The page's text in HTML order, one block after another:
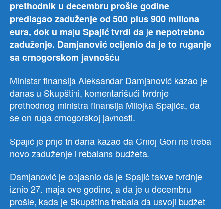
prethodnik u decembru prošle godine
predlagao zaduženje od 500 plus 900 miliona
eura, dok u maju Spajić tvrdi da je nepotrebno
zaduženje. Damjanović ocijenio da je to ruganje
sa crnogorskom javnošću
Ministar finansija Aleksandar Damjanović kazao je
danas u Skupštini, komentarišući tvrdnje
prethodnog ministra finansija Milojka Spajića, da
se on ruga crnogorskoj javnosti.
Spajić je prije tri dana kazao da Crnoj Gori ne treba
novo zaduženje i rebalans budžeta.
Damjanović je objasnio da je Spajić takve tvrdnje
iznio 27. maja ove godine, a da je u decembru
prošle, kada je Skupština trebala da usvoji budžet